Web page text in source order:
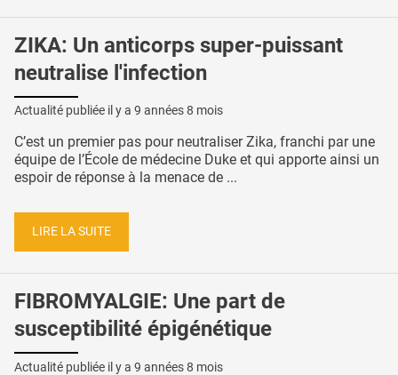
ZIKA: Un anticorps super-puissant
neutralise l'infection
Actualité publiée il y a 9 années 8 mois
C’est un premier pas pour neutraliser Zika, franchi par une
équipe de l’École de médecine Duke et qui apporte ainsi un
espoir de réponse à la menace de ...
LIRE LA SUITE
FIBROMYALGIE: Une part de
susceptibilité épigénétique
Actualité publiée il y a 9 années 8 mois